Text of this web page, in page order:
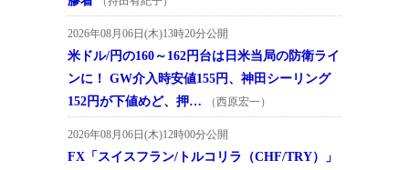
2026年08月06日(木)13時20分公開
米ドル/円の160～162円台は日米当局の防衛ライ
ンに！ GW介入時安値155円、神田シーリング
152円が下値めど、押…
（西原宏一）
2026年08月06日(木)12時00分公開
FX「スイスフラン/トルコリラ（CHF/TRY）」